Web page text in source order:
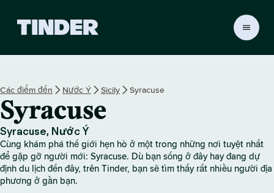
c
h
ủ
i
n
d
Các điểm đến Nước Ý Sicily Syracuse
Syracuse
Syracuse, Nước Ý
Cùng khám phá thế giới hẹn hò ở một trong những nơi tuyệt nhất
để gặp gỡ người mới: Syracuse. Dù bạn sống ở đây hay đang dự
định du lịch đến đây, trên Tinder, bạn sẽ tìm thấy rất nhiều người địa
phương ở gần bạn.